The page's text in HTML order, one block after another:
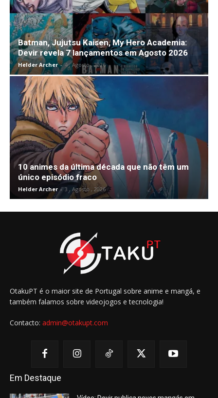
Batman, Jujutsu Kaisen, My Hero Academia:
Devir revela 7 lançamentos em Agosto 2026
Helder Archer - 4 , Agosto , 2026
10 animes da última década que não têm um
único episódio fraco
Helder Archer - 3 , Agosto , 2026
OtakuPT é o maior site de Portugal sobre anime e mangá, e
também falamos sobre videojogos e tecnologia!
Contacto: admin@otakupt.com
Em Destaque